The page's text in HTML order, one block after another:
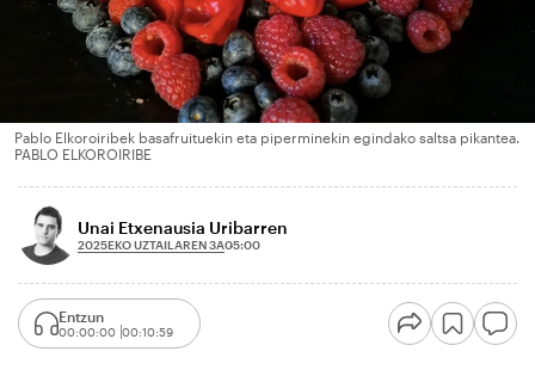
Pablo Elkoroiribek basafruituekin eta piperminekin egindako saltsa pikantea.
PABLO ELKOROIRIBE
Unai Etxenausia Uribarren
2025EKO UZTAILAREN 3A05:00
Entzun
00:00:00 00:10:59